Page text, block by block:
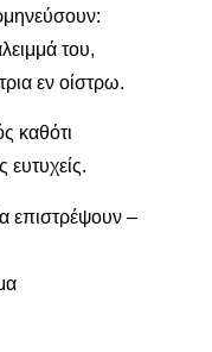
του,
εν οίστρω.
καθότι
ευτυχείς.
επιστρέψουν –